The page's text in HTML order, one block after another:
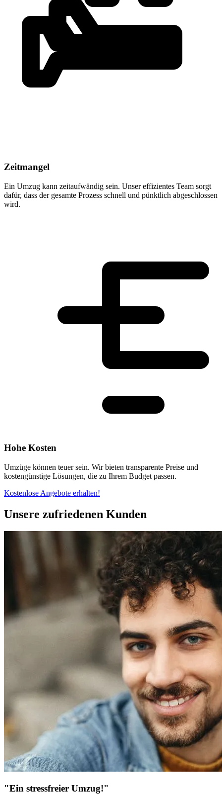
Zeitmangel
Ein Umzug kann zeitaufwändig sein. Unser effizientes Team sorgt
dafür, dass der gesamte Prozess schnell und pünktlich abgeschlossen
wird.
Hohe Kosten
Umzüge können teuer sein. Wir bieten transparente Preise und
kostengünstige Lösungen, die zu Ihrem Budget passen.
Kostenlose Angebote erhalten!
Unsere zufriedenen Kunden
"Ein stressfreier Umzug!"